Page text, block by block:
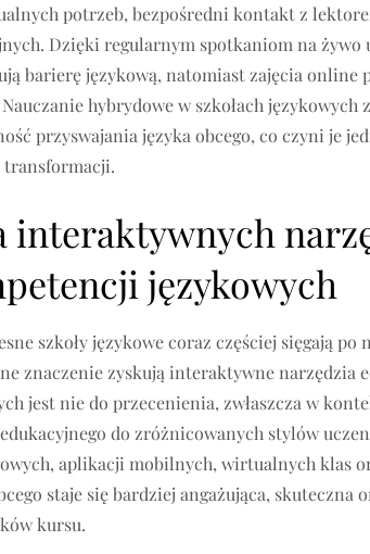
potrzeb, bezpośredni kontakt z
Dzięki regularnym spotkaniom na
barierę językową, natomiast zajęcia
hybrydowe w szkołach
przyswajania języka obcego, co czyni je
transformacji.
interaktywnych
językowych
szkoły językowe coraz częściej sięgają
znaczenie zyskują interaktywne
jest nie do przecenienia, zwłaszcza w
do zróżnicowanych stylów
aplikacji mobilnych, wirtualnych klas
staje się bardziej angażująca,
kursu.